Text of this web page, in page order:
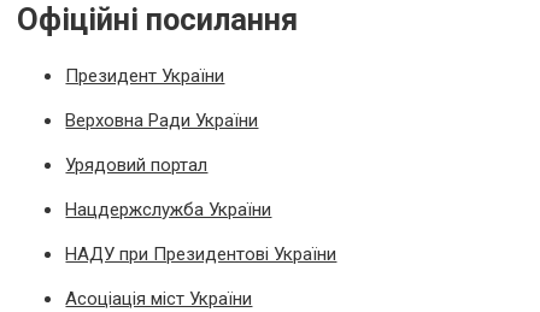
Офіційні посилання
Президент України
Верховна Ради України
Урядовий портал
Нацдержслужба України
НАДУ при Президентові України
Асоціація міст України